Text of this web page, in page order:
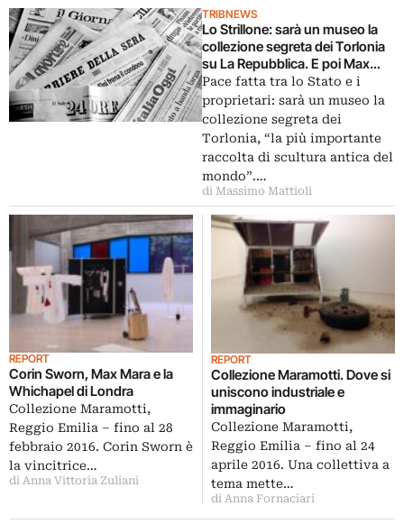
TRIBNEWS
Lo Strillone: sarà un museo la
collezione segreta dei Torlonia
su La Repubblica. E poi Max
Mara Art Prize for Women,
Simbolismo a Milano
Pace fatta tra lo Stato e i
proprietari: sarà un museo la
collezione segreta dei
Torlonia, “la più importante
raccolta di scultura antica del
mondo”.…
di Massimo Mattioli
REPORT
Corin Sworn, Max Mara e la
Whichapel di Londra
Collezione Maramotti,
Reggio Emilia – fino al 28
febbraio 2016. Corin Sworn è
la vincitrice…
di Anna Vittoria Zuliani
REPORT
Collezione Maramotti. Dove si
uniscono industriale e
immaginario
Collezione Maramotti,
Reggio Emilia – fino al 24
aprile 2016. Una collettiva a
tema mette…
di Anna Fornaciari